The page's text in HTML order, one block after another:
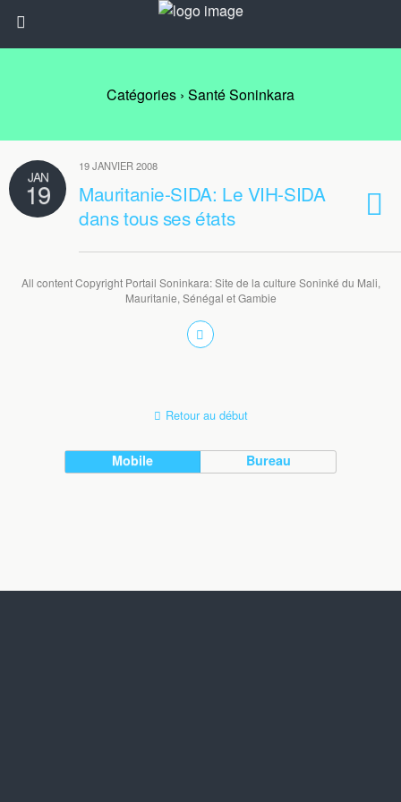
Catégories › Santé Soninkara
JAN
19
19 JANVIER 2008
Mauritanie-SIDA: Le VIH-SIDA
dans tous ses états
All content Copyright Portail Soninkara: Site de la culture Soninké du Mali,
Mauritanie, Sénégal et Gambie
Retour au début
Mobile Bureau